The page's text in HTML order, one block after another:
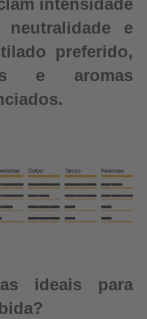
intensidade
e
preferido,
e aromas
ideais para